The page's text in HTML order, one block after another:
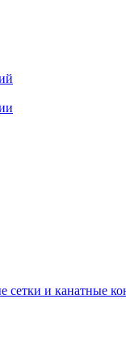
сетки и канатные